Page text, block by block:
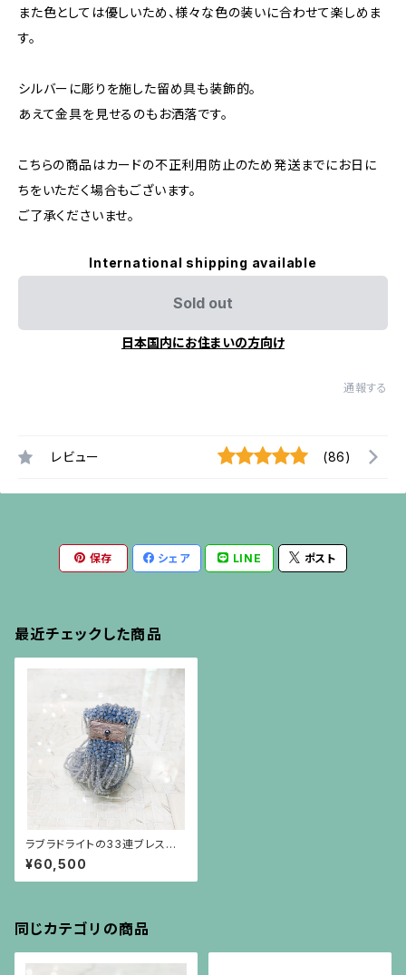
また色としては優しいため、様々な色の装いに合わせて楽しめま
す。
シルバーに彫りを施した留め具も装飾的。
あえて金具を見せるのもお洒落です。
こちらの商品はカードの不正利用防止のため発送までにお日に
ちをいただく場合もございます。
ご了承くださいませ。
International shipping available
Sold out
日本国内にお住まいの方向け
通報する
レビュー (86)
保存 シェア LINE ポスト
最近チェックした商品
ラブラドライトの33連ブレスレッ
ト
¥60,500
同じカテゴリの商品